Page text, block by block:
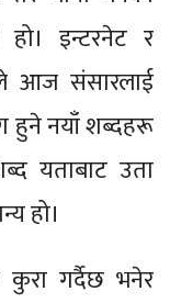
इन्टरनेट र
आज संसारलाई
हुने नयाँ शब्दहरू
यताबाट उता
हो।
गर्दैछ भनेर